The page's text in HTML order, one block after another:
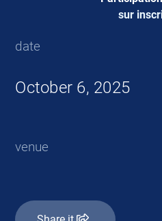
sur
date
October 6, 2025
venue